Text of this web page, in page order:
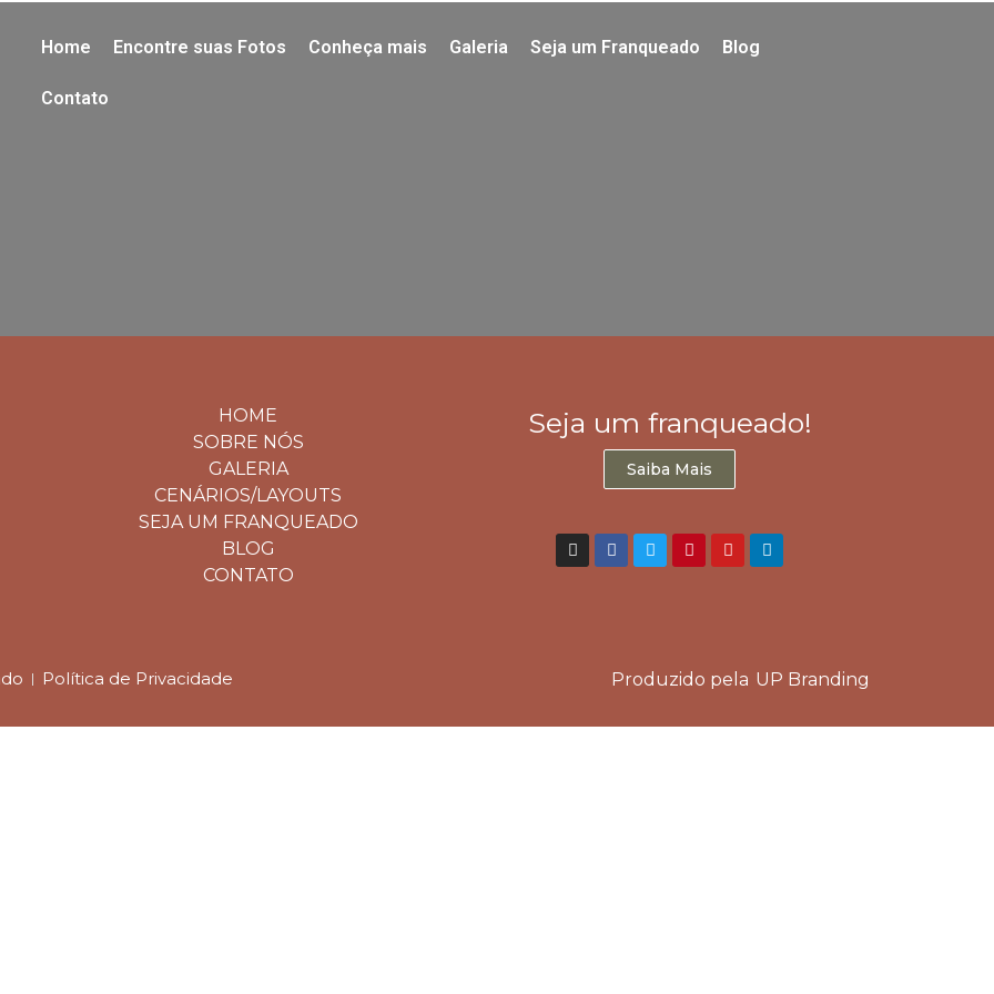
Home Encontre suas Fotos Conheça mais Galeria Seja um Franqueado Blog
Contato
HOME
SOBRE NÓS
GALERIA
CENÁRIOS/LAYOUTS
SEJA UM FRANQUEADO
BLOG
CONTATO
Seja um franqueado!
Saiba Mais
Política de Privacidade Produzido pela UP Branding